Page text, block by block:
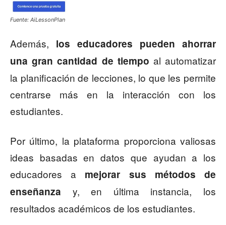
Fuente: AiLessonPlan
Además, los educadores pueden ahorrar
una gran cantidad de tiempo al automatizar
la planificación de lecciones, lo que les permite
centrarse más en la interacción con los
estudiantes.
Por último, la plataforma proporciona valiosas
ideas basadas en datos que ayudan a los
educadores a mejorar sus métodos de
enseñanza y, en última instancia, los
resultados académicos de los estudiantes.